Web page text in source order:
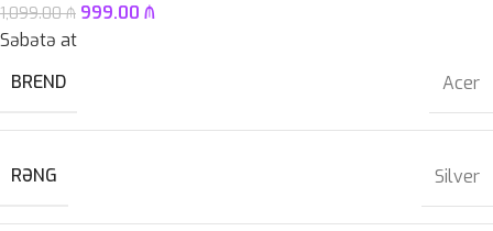
1,099.00₼ 999.00 ₼
Səbətə at
BREND
Acer
RƏNG Silver